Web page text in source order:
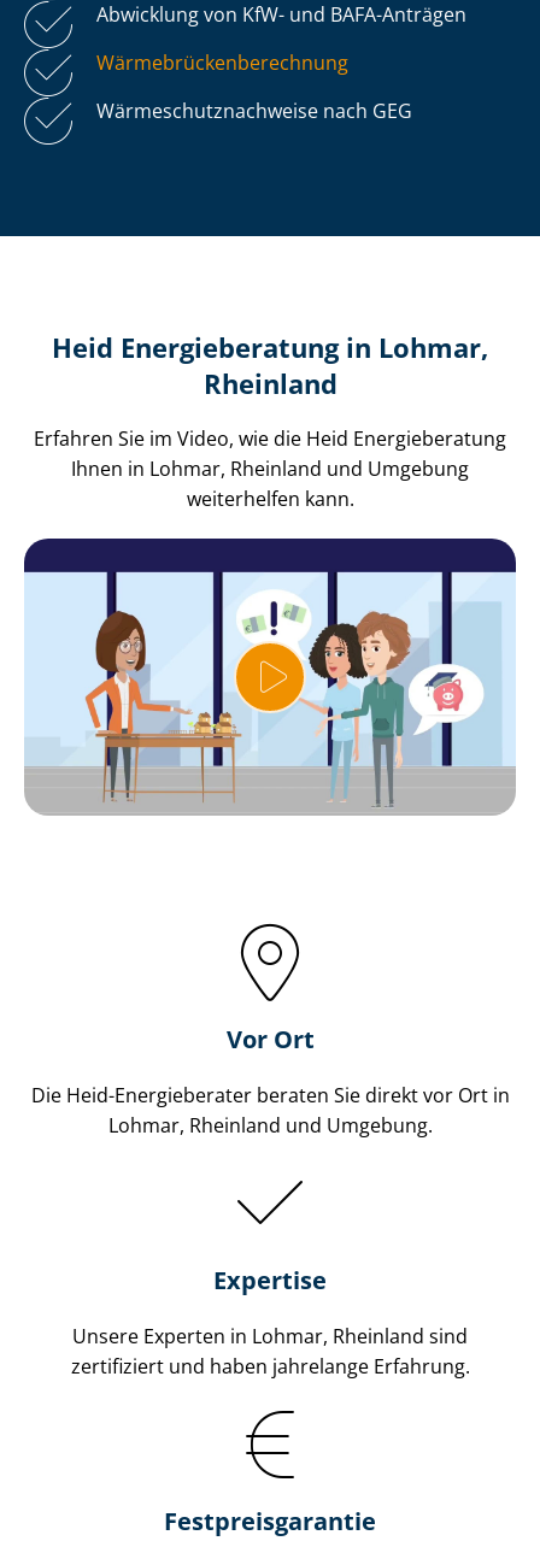
Abwicklung von KfW- und BAFA-Anträgen
Wär­me­brü­cken­be­rech­nung
Wär­me­schutz­nach­wei­se nach GEG
Heid Energieberatung in Lohmar,
Rheinland
Erfahren Sie im Video, wie die Heid Energieberatung
Ihnen in Lohmar, Rheinland und Umgebung
weiterhelfen kann.
Vor Ort
Die Heid-Energieberater beraten Sie direkt vor Ort in
Lohmar, Rheinland und Umgebung.
Expertise
Unsere Experten in Lohmar, Rheinland sind
zertifiziert und haben jahrelange Erfahrung.
Fest­preis­ga­ran­tie